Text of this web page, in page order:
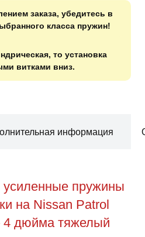
заказа, убедитесь в
класса пружин!
то установка
витками вниз.
информация
усиленные пружины
на Nissan Patrol
дюйма тяжелый